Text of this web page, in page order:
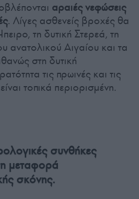
αραιές νεφώσεις
. Λίγες ασθενείς βροχές θα
τη δυτική Στερεά, τη
ανατολικού Αιγαίου και τα
στη δυτική
τις πρωινές και τις
τοπικά περιορισμένη.
συνθήκες
μεταφορά
σκόνης.